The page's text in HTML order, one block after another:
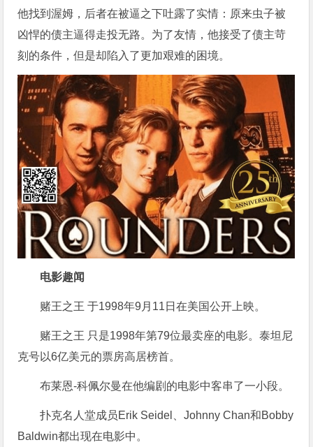
他找到渥姆，后者在被逼之下吐露了实情：原来虫子被
凶悍的债主逼得走投无路。为了友情，他接受了债主苛
刻的条件，但是却陷入了更加艰难的困境。
电影趣闻
赌王之王 于1998年9月11日在美国公开上映。
赌王之王 只是1998年第79位最卖座的电影。泰坦尼
克号以6亿美元的票房高居榜首。
布莱恩-科佩尔曼在他编剧的电影中客串了一小段。
扑克名人堂成员Erik Seidel、Johnny Chan和Bobby
Baldwin都出现在电影中。